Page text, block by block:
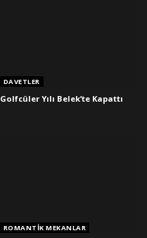
DAVETLER
Golfcüler Yılı Belek’te Kapattı
ROMANTIK MEKANLAR